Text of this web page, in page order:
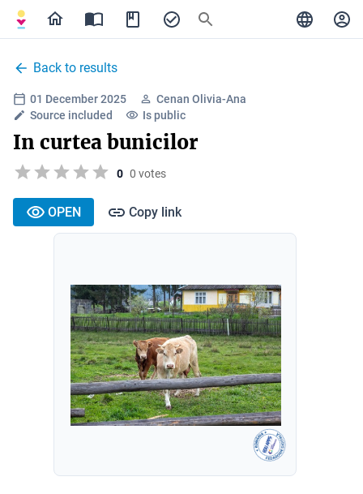
Back to results
01 December 2025
Cenan Olivia-Ana
Source included
Is public
In curtea bunicilor
0 0 votes
OPEN Copy link